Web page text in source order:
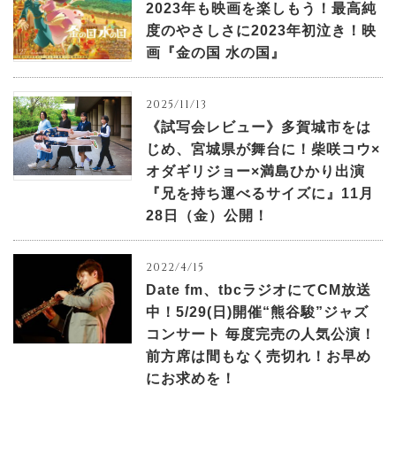
2023年も映画を楽しもう！最高純
度のやさしさに2023年初泣き！映
画『金の国 水の国』
2025/11/13
《試写会レビュー》多賀城市をは
じめ、宮城県が舞台に！柴咲コウ×
オダギリジョー×満島ひかり出演
『兄を持ち運べるサイズに』11月
28日（金）公開！
2022/4/15
Date fm、tbcラジオにてCM放送
中！5/29(日)開催“熊谷駿”ジャズ
コンサート 毎度完売の人気公演！
前方席は間もなく売切れ！お早め
にお求めを！